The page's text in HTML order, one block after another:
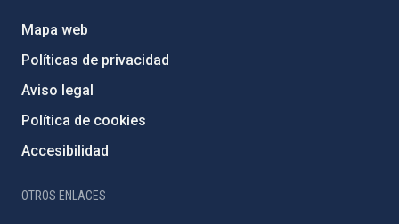
Mapa web
Políticas de privacidad
Aviso legal
Política de cookies
Accesibilidad
OTROS ENLACES